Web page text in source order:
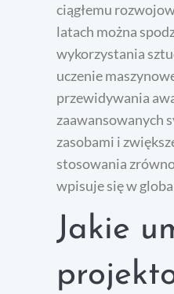
ciągłemu
latach można
wykorzystania
uczenie
przewidywania
zaawansowanych
zasobami i
stosowania
wpisuje się w
Jakie